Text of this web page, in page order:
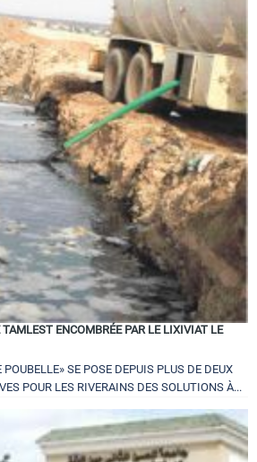
ENCOMBRÉE PAR LE LIXIVIAT LE
SE POSE DEPUIS PLUS DE DEUX
POUR LES RIVERAINS DES SOLUTIONS À...